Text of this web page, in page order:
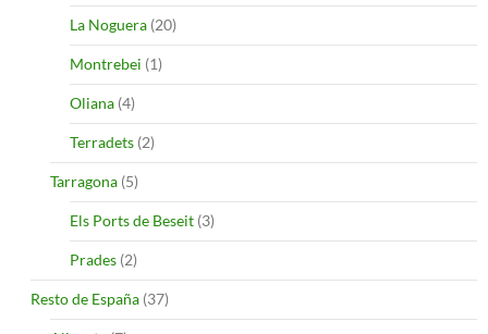
La Noguera (20)
Montrebei (1)
Oliana (4)
Terradets (2)
Tarragona (5)
Els Ports de Beseit (3)
Prades (2)
Resto de España (37)